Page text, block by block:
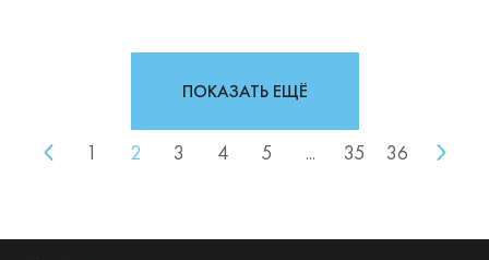
1 2 3 4 5 ... 35 36
ПОКАЗАТЬ ЕЩЁ